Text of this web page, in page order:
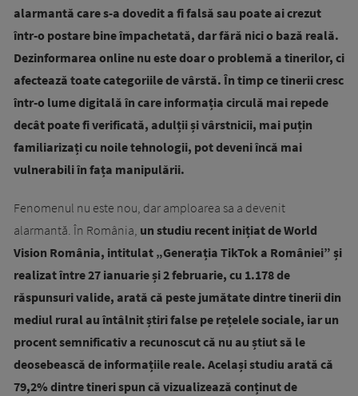
alarmantă care s-a dovedit a fi falsă sau poate ai crezut
într-o postare bine împachetată, dar fără nici o bază reală.
Dezinformarea online nu este doar o problemă a tinerilor, ci
afectează toate categoriile de vârstă. În timp ce tinerii cresc
într-o lume digitală în care informația circulă mai repede
decât poate fi verificată, adulții și vârstnicii, mai puțin
familiarizați cu noile tehnologii, pot deveni încă mai
vulnerabili în fața manipulării.
Fenomenul nu este nou, dar amploarea sa a devenit
alarmantă. În România, un studiu recent inițiat de World
Vision România, intitulat „Generația TikTok a României” și
realizat între 27 ianuarie și 2 februarie, cu 1.178 de
răspunsuri valide, arată că peste jumătate dintre tinerii din
mediul rural au întâlnit știri false pe rețelele sociale, iar un
procent semnificativ a recunoscut că nu au știut să le
deosebească de informațiile reale. Același studiu arată că
79,2% dintre tineri spun că vizualizează conținut de